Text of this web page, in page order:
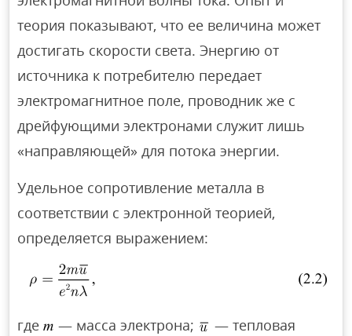
теория показывают, что ее величина может
достигать скорости света. Энергию от
источника к потребителю передает
электромагнитное поле, проводник же с
дрейфующими электронами служит лишь
«направляющей» для потока энергии.
Удельное сопротивление металла в
соответствии с электронной теорией,
определяется выражением:
где — масса электрона;
— тепловая